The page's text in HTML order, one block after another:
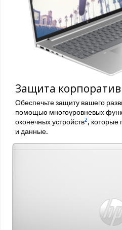
Защита
Обеспечьте защиту вашего
помощью многоуровневых
оконечных устройств2, которые
и данные.